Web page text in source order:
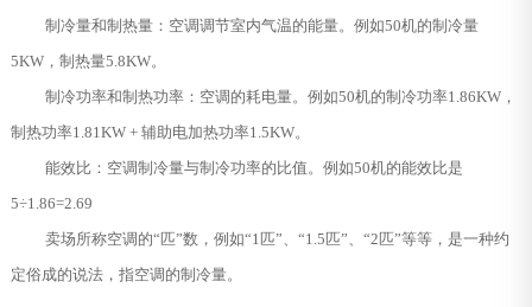
制冷量和制热量：空调调节室内气温的能量。例如50机的制冷量
5KW，制热量5.8KW。
制冷功率和制热功率：空调的耗电量。例如50机的制冷功率1.86KW，
制热功率1.81KW + 辅助电加热功率1.5KW。
能效比：空调制冷量与制冷功率的比值。例如50机的能效比是
5÷1.86=2.69
卖场所称空调的“匹”数，例如“1匹”、“1.5匹”、“2匹”等等，是一种约
定俗成的说法，指空调的制冷量。